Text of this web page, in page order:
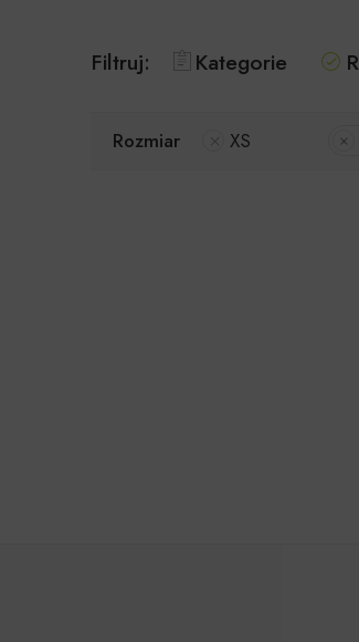
Filtruj: Kategorie
Rozmiar XS